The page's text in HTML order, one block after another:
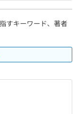
すキーワード、著者